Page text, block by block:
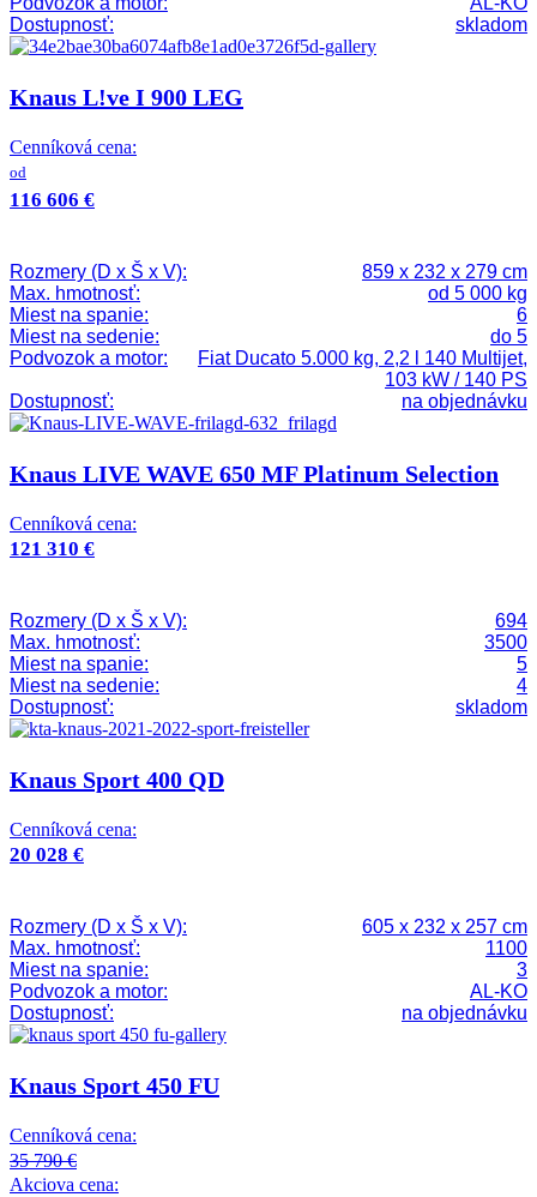
Dostupnosť:
skladom
Knaus L!ve I 900 LEG
Cenníková cena:
od
116 606 €
Rozmery (D x Š x V):
859 x 232 x 279 cm
Max. hmotnosť:
od 5 000 kg
Miest na spanie:
6
Miest na sedenie:
do 5
Podvozok a motor:
Fiat Ducato 5.000 kg, 2,2 l 140 Multijet,
103 kW / 140 PS
Dostupnosť:
na objednávku
Knaus LIVE WAVE 650 MF Platinum Selection
Cenníková cena:
121 310 €
Rozmery (D x Š x V):
694
Max. hmotnosť:
3500
Miest na spanie:
5
Miest na sedenie:
4
Dostupnosť:
skladom
Knaus Sport 400 QD
Cenníková cena:
20 028 €
Rozmery (D x Š x V):
605 x 232 x 257 cm
Max. hmotnosť:
1100
Miest na spanie:
3
Podvozok a motor:
AL-KO
Dostupnosť:
na objednávku
Knaus Sport 450 FU
Cenníková cena:
35 790 €
Akciova cena: